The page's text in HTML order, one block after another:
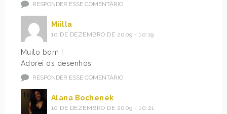
RESPONDER ESSE COMENTÁRIO
Miilla
10 DE DEZEMBRO DE 2009 - 10:19
Muito bom !
Adorei os desenhos
RESPONDER ESSE COMENTÁRIO
Alana Bochenek
10 DE DEZEMBRO DE 2009 - 10:21